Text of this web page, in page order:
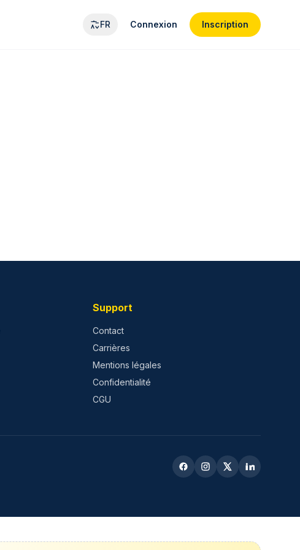
FR Connexion Inscription
Support
Contact
Carrières
Mentions légales
Confidentialité
CGU